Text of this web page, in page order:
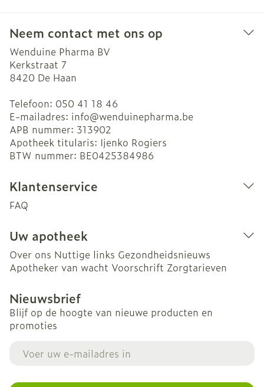
Neem contact met ons op
Wenduine Pharma BV
Kerkstraat 7
8420 De Haan
Telefoon: 050 41 18 46
E-mailadres: info@wenduinepharma.be
APB nummer: 313902
Apotheek titularis: Ijenko Rogiers
BTW nummer: BE0425384986
Klantenservice
FAQ
Uw apotheek
Over ons Nuttige links Gezondheidsnieuws
Apotheker van wacht Voorschrift Zorgtarieven
Nieuwsbrief
Blijf op de hoogte van nieuwe producten en
promoties